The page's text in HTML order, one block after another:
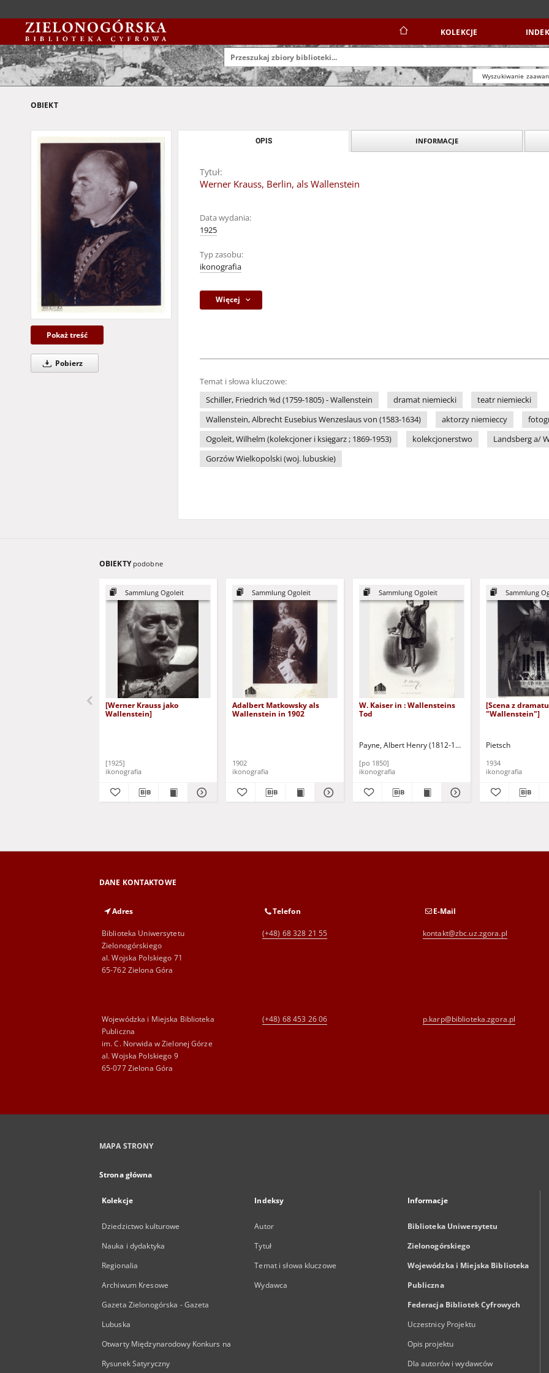
KOLEKCJE
Wyszukiwanie
OBIEKT
Pokaż treść
Pobierz
OPIS INFORMACJE
Tytuł:
Werner Krauss, Berlin, als Wallenstein
Data wydania:
1925
Typ zasobu:
ikonografia
Więcej
Temat i słowa kluczowe:
Schiller, Friedrich %d (1759-1805) - Wallenstein
dramat niemiecki
teatr niemiecki
Wallenstein, Albrecht Eusebius Wenzeslaus von (1583-1634)
aktorzy niemieccy
Ogoleit, Wilhelm (kolekcjoner i księgarz ; 1869-1953)
kolekcjonerstwo Landsberg a/
Gorzów Wielkopolski (woj. lubuskie)
OBIEKTY podobne
Sammlung Ogoleit
[Werner Krauss jako
Wallenstein]
[1925]
ikonografia
Sammlung Ogoleit
Adalbert Matkowsky als
Wallenstein in 1902
1902
ikonografia
Sammlung Ogoleit
W. Kaiser in : Wallensteins
Tod
Payne, Albert Henry (1812-1902)
[po 1850]
ikonografia
Sammlung
[Scena z dramatu
"Wallenstein"]
Pietsch
1934
ikonografia
DANE KONTAKTOWE
Adres
Biblioteka Uniwersytetu
Zielonogórskiego
al. Wojska Polskiego 71
65-762 Zielona Góra
Telefon
(+48) 68 328 21 55
E-Mail
kontakt@zbc.uz.zgora.pl
Wojewódzka i Miejska Biblioteka
Publiczna
im. C. Norwida w Zielonej Górze
al. Wojska Polskiego 9
65-077 Zielona Góra
(+48) 68 453 26 06 p.karp@biblioteka.zgora.pl
MAPA STRONY
Strona główna
Kolekcje
Dziedzictwo kulturowe
Nauka i dydaktyka
Regionalia
Archiwum Kresowe
Gazeta Zielonogórska - Gazeta
Lubuska
Otwarty Międzynarodowy Konkurs na
Rysunek Satyryczny
Indeksy
Autor
Tytuł
Temat i słowa kluczowe
Wydawca
Informacje
Biblioteka Uniwersytetu
Zielonogórskiego
Wojewódzka i Miejska Biblioteka
Publiczna
Federacja Bibliotek Cyfrowych
Uczestnicy Projektu
Opis projektu
Dla autorów i wydawców